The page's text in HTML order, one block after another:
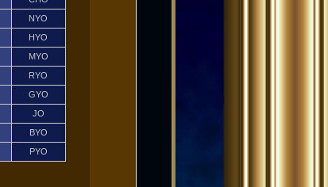
NYO
HYO
MYO
RYO
GYO
JO
BYO
PYO